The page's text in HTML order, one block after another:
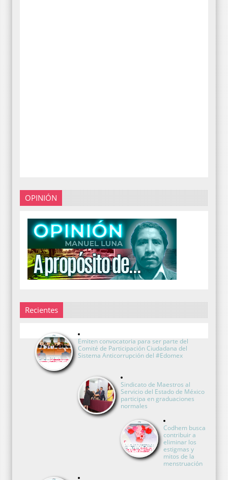
OPINIÓN
Recientes
Emiten convocatoria para ser parte del
Comité de Participación Ciudadana del
Sistema Anticorrupción del #Edomex
Sindicato de Maestros al
Servicio del Estado de México
participa en graduaciones
normales
Codhem busca
contribuir a
eliminar los
estigmas y
mitos de la
menstruación